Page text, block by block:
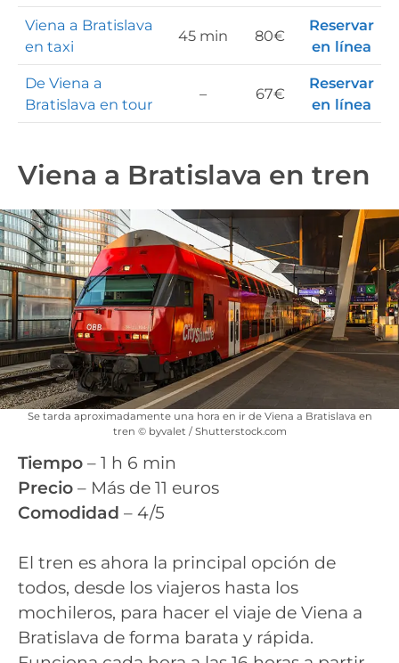
Viena a Bratislava
en taxi
45 min 80€
Reservar
en línea
De Viena a
Bratislava en tour
– 67€
Reservar
en línea
Viena a Bratislava en tren
Se tarda aproximadamente una hora en ir de Viena a Bratislava en
tren © byvalet / Shutterstock.com
Tiempo – 1 h 6 min
Precio – Más de 11 euros
Comodidad – 4/5
El tren es ahora la principal opción de
todos, desde los viajeros hasta los
mochileros, para hacer el viaje de Viena a
Bratislava de forma barata y rápida.